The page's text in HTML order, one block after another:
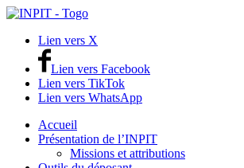
Lien vers X
Lien vers Facebook
Lien vers TikTok
Lien vers WhatsApp
Accueil
Présentation de l’INPIT
Missions et attributions